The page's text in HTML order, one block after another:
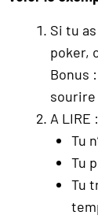
Si tu
poker,
Bonus
sourire
A LIRE
Tu
Tu
Tu